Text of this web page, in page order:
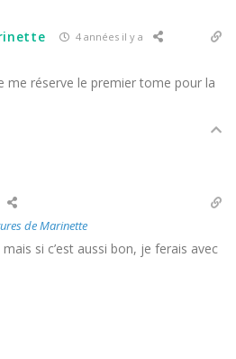
4 années il y a
me réserve le premier tome pour la
de Marinette
mais si c’est aussi bon, je ferais avec